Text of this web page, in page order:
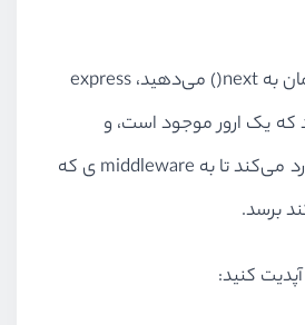
وقتی شما یک آرگومان به next() می‌دهید، express
که یک ارور موجود است، و
همه‌ی Route ها را رد می‌کند تا به middleware ی که
برسد.